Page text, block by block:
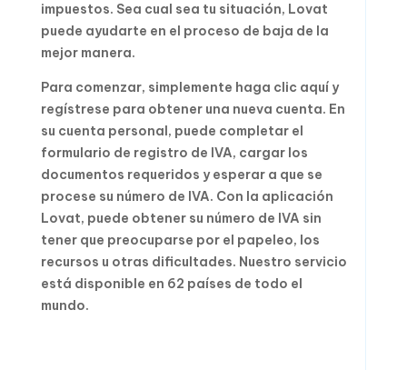
impuestos. Sea cual sea tu situación, Lovat
puede ayudarte en el proceso de baja de la
mejor manera.
Para comenzar, simplemente haga clic aquí y
regístrese para obtener una nueva cuenta. En
su cuenta personal, puede completar el
formulario de registro de IVA, cargar los
documentos requeridos y esperar a que se
procese su número de IVA. Con la aplicación
Lovat, puede obtener su número de IVA sin
tener que preocuparse por el papeleo, los
recursos u otras dificultades. Nuestro servicio
está disponible en 62 países de todo el
mundo.